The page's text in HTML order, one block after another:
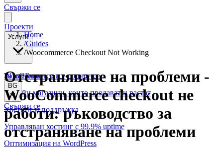
Свържи се
Проекти
Услуги
WooCommerce и е-commerce
Онлайн магазини, които продават и растат
Хостинг и поддръжка
Управляван хостинг с 99.9% uptime
Оптимизация на WordPress
За насБлог
BG
Свържи се
Home
/Guides
/Woocommerce Checkout Not Working
Отстраняване на проблеми -
WooCommerce checkout не
работи: ръководство за
отстраняване на проблеми